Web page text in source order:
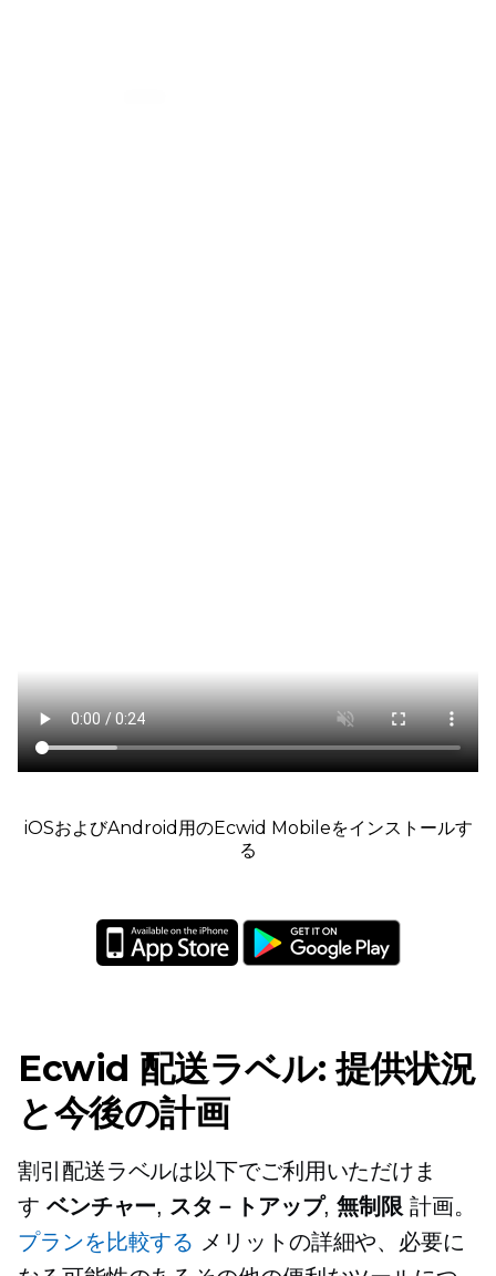
iOSおよびAndroid用のEcwid Mobileをインストールす
る
Ecwid 配送ラベル: 提供状況
と今後の計画
割引配送ラベルは以下でご利用いただけま
す ベンチャー, スタ－トアップ,無制限計画。
プランを比較する メリットの詳細や、必要に